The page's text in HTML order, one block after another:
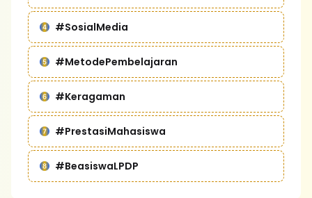
#SosialMedia
#MetodePembelajaran
#Keragaman
#PrestasiMahasiswa
#BeasiswaLPDP